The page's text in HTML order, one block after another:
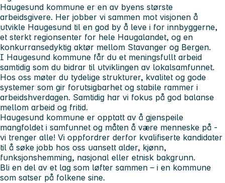
Haugesund kommune er en av byens største
arbeidsgivere. Her jobber vi sammen mot visjonen å
utvikle Haugesund til en god by å leve i for innbyggerne,
et sterkt regionsenter for hele Haugalandet, og en
konkurransedyktig aktør mellom Stavanger og Bergen.
I Haugesund kommune får du et meningsfullt arbeid
samtidig som du bidrar til utviklingen av lokalsamfunnet.
Hos oss møter du tydelige strukturer, kvalitet og gode
systemer som gir forutsigbarhet og stabile rammer i
arbeidshverdagen. Samtidig har vi fokus på god balanse
mellom arbeid og fritid.
Haugesund kommune er opptatt av å gjenspeile
mangfoldet i samfunnet og måten å være menneske på -
vi trenger alle! Vi oppfordrer derfor kvalifiserte kandidater
til å søke jobb hos oss uansett alder, kjønn,
funksjonshemming, nasjonal eller etnisk bakgrunn.
Bli en del av et lag som løfter sammen – i en kommune
som satser på folkene sine.